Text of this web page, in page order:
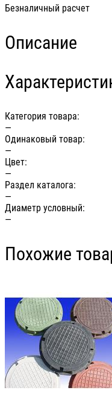
Безналичный расчет
Описание
Категория товара:
—
Одинаковый товар:
—
Цвет:
—
Раздел каталога:
—
Диаметр условный:
—
Похожие